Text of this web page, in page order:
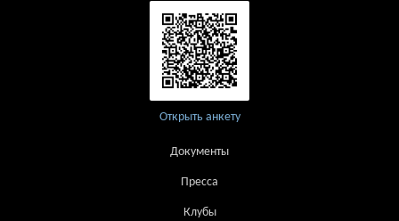
Открыть анкету
Документы
Пресса
Клубы